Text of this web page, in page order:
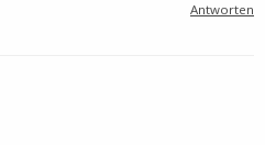
Antworten